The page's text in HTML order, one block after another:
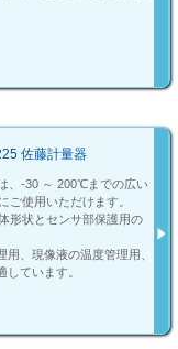
佐藤計量器
、-30 ～ 200℃までの広い
ご使用いただけます。
形状とセンサ部保護用の
、現像液の温度管理用、
ています。